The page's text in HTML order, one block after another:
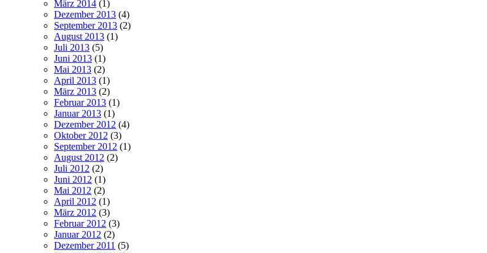
März 2014 (1)
Dezember 2013 (4)
September 2013 (2)
August 2013 (1)
Juli 2013 (5)
Juni 2013 (1)
Mai 2013 (2)
April 2013 (1)
März 2013 (2)
Februar 2013 (1)
Januar 2013 (1)
Dezember 2012 (4)
Oktober 2012 (3)
September 2012 (1)
August 2012 (2)
Juli 2012 (2)
Juni 2012 (1)
Mai 2012 (2)
April 2012 (1)
März 2012 (3)
Februar 2012 (3)
Januar 2012 (2)
Dezember 2011 (5)